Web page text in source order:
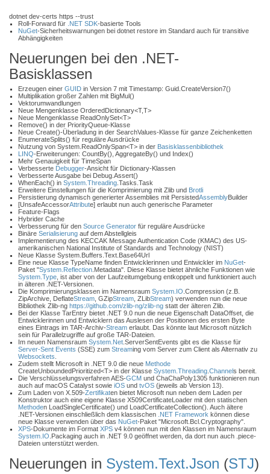
dotnet dev-certs https --trust
Roll-Forward für .NET SDK-basierte Tools
NuGet-Sicherheitswarnungen bei dotnet restore im Standard auch für transitive
Abhängigkeiten
Neuerungen bei den .NET-
Basisklassen
Erzeugen einer GUID in Version 7 mit Timestamp: Guid.CreateVersion7()
Multiplikation großer Zahlen mit BigMul()
Vektorumwandlungen
Neue Mengenklasse OrderedDictionary<T,T>
Neue Mengenklasse ReadOnlySet<T>
Remove() in der PriorityQueue-Klasse
Neue Create()-Überladung in der SearchValues-Klasse für ganze Zeichenketten
EnumerateSplits() für reguläre Ausdrücke
Nutzung von System.ReadOnlySpan<T> in der Basisklassenbibliothek
LINQ-Erweiterungen: CountBy(), AggregateBy() und Index()
Mehr Genauigkeit für TimeSpan
Verbesserte Debugger-Ansicht für Dictionary-Klassen
Verbesserte Ausgabe bei Debug.Assert()
WhenEach() in System.Threading .Tasks.Task
Erweitere Einstellungen für die Komprimierung mit Zlib und Brotli
Persistierung dynamisch generierter Assemblies mit PersistedAssemblyBuilder
[UnsafeAccessorAttribute] erlaubt nun auch generische Parameter
Feature-Flags
Hybrider Cache
Verbesserung für den Source Generator für reguläre Ausdrücke
Binäre Serialisierung auf dem Abstellgleis
Implementierung des KECCAK Message Authentication Code (KMAC) des US-
amerikanischen National Institute of Standards and Technology (NIST)
Neue Klasse System.Buffers.Text.Base64Url
Eine neue Klasse TypeName finden Entwicklerinnen und Entwickler im NuGet-
Paket "System.Reflection .Metadata". Diese Klasse bietet ähnliche Funktionen wie
System.Type , ist aber von der Laufzeitumgebung entkoppelt und funktioniert auch
in älteren .NET-Versionen.
Die Komprimierungsklassen im Namensraum System.IO .Compression (z.B.
ZipArchive, DeflateStream , GZipStream , ZLibStream) verwenden nun die neue
Bibliothek Zlib-ng https://github.com/zlib-ng/zlib-ng statt der älteren Zlib.
Bei der Klasse TarEntry bietet .NET 9.0 nun die neue Eigenschaft DataOffset, die
Entwicklerinnen und Entwicklern das Auslesen der Positionen des ersten Byte
eines Eintrags im TAR-Archiv-Stream erlaubt. Das könnte laut Microsoft nützlich
sein für Parallelzugriffe auf große TAR-Dateien.
Im neuen Namensraum System.Net .ServerSentEvents gibt es die Klasse für
Server-Sent Events (SSE) zum Streaming vom Server zum Client als Alternativ zu
Websockets
Zudem stellt Microsoft in .NET 9.0 die neue Methode
CreateUnboundedPrioritized<T> in der Klasse System.Threading Channels bereit.
Die Verschlüsselungsverfahren AES-GCM und ChaChaPoly1305 funktionieren nun
auch auf macOS Catalyst sowie iOS und tvOS (jeweils ab Version 13).
Zum Laden von X.509-Zertifikaten bietet Microsoft nun neben dem Laden per
Konstruktor auch eine eigene Klasse X509CertificateLoader mit den statischen
Methoden LoadSingleCertificate() und LoadCertificateCollection(). Auch ältere
.NET-Versionen einschließlich dem klassischen .NET Framework können diese
neue Klasse verwenden über das NuGet-Paket "Microsoft.Bcl.Cryptography".
XPS-Dokumente im Format XPS v4 können nun mit den Klassen im Namensraum
System.IO .Packaging auch in .NET 9.0 geöffnet werden, da dort nun auch .piece-
Dateien unterstützt werden.
Neuerungen in System.Text.Json (STJ)